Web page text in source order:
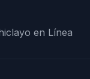
en Línea